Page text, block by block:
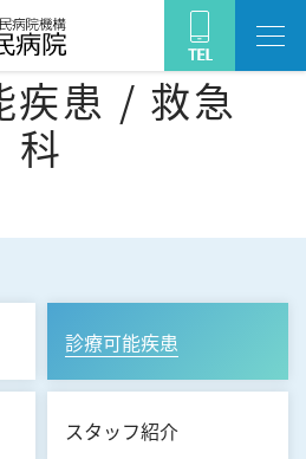
疾患 / 救急
科
診療可能疾患
スタッフ紹介